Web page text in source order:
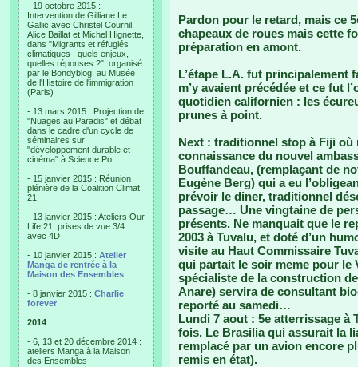
- 19 octobre 2015 :
Intervention de Gilliane Le
Gallic avec Christel Cournil,
Alice Baillat et Michel Hignette,
dans "Migrants et réfugiés
climatiques : quels enjeux,
quelles réponses ?", organisé
par le Bondyblog, au Musée
de l'Histoire de l'immigration
(Paris)
- 13 mars 2015 : Projection de
"Nuages au Paradis" et débat
dans le cadre d'un cycle de
séminaires sur
"développement durable et
cinéma" à Science Po.
- 15 janvier 2015 : Réunion
plénière de la Coalition Climat
21
- 13 janvier 2015 : Ateliers Our
Life 21, prises de vue 3/4
avec 4D
- 10 janvier 2015 : Atelier
Manga de rentrée à la
Maison des Ensembles
- 8 janvier 2015 : Charlie
forever
2014
- 6, 13 et 20 décembre 2014 :
ateliers Manga à la Maison
des Ensembles
Pardon pour le retard, mais ce
chapeaux de roues mais cette
préparation en amont.
L’étape L.A. fut
m’y avaient précédée et ce fut
quotidien californien : les
prunes à point.
Next : traditionnel stop à Fiji
connaissance du nouvel
Bouffandeau, (remplaçant de
Eugène Berg) qui a eu
prévoir le diner, traditionnel
passage… Une vingtaine de
présents. Ne manquait que le
2003 à Tuvalu, et doté d’un
visite au Haut Commissaire
qui partait le soir meme pour le
spécialiste de la construction
Anare) servira de consultant
reporté au samedi…
Lundi 7 aout : 5e atterrissage à
fois. Le Brasilia qui assurait la
remplacé par un avion encore
remis en état).